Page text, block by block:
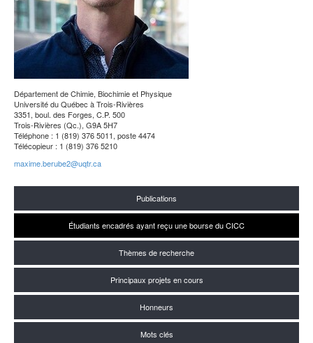
Département de Chimie, Biochimie et Physique
Université du Québec à Trois-Rivières
3351, boul. des Forges, C.P. 500
Trois-Rivières (Qc.), G9A 5H7
Téléphone : 1 (819) 376 5011, poste 4474
Télécopieur : 1 (819) 376 5210
maxime.berube2@uqtr.ca
Publications
Étudiants encadrés ayant reçu une bourse du CICC
Thèmes de recherche
Principaux projets en cours
Honneurs
Mots clés